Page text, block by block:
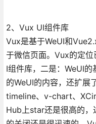
2、Vux UI组件库
Vux是基于WeUI和
于微信页面。Vux的定
I组件库，二是：WeUI
的WeUI的内容，还扩展
timeline、v-chart、
Hub上star还是很高的